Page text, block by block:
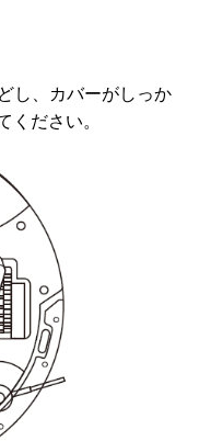
し、カバーがしっか
ださい。